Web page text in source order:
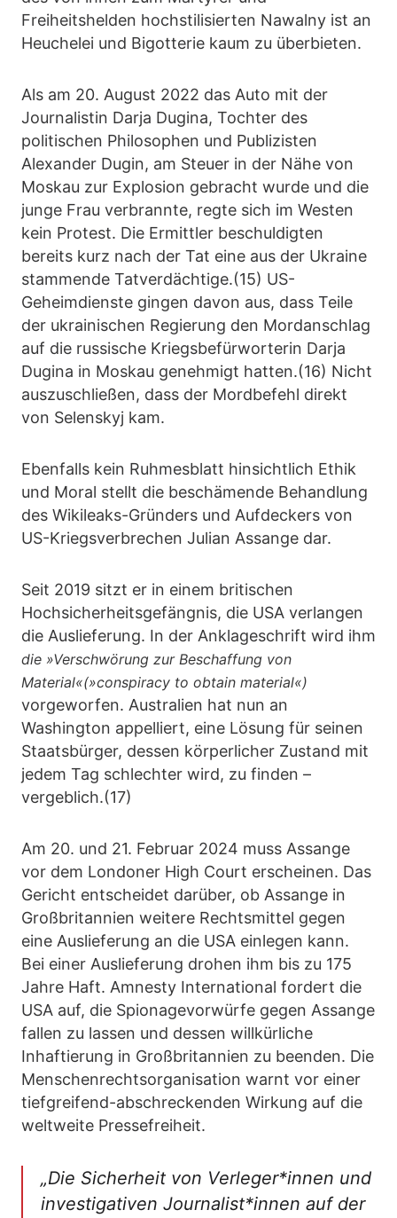
Freiheitshelden hochstilisierten Nawalny ist an
Heuchelei und Bigotterie kaum zu überbieten.
Als am 20. August 2022 das Auto mit der
Journalistin Darja Dugina, Tochter des
politischen Philosophen und Publizisten
Alexander Dugin, am Steuer in der Nähe von
Moskau zur Explosion gebracht wurde und die
junge Frau verbrannte, regte sich im Westen
kein Protest. Die Ermittler beschuldigten
bereits kurz nach der Tat eine aus der Ukraine
stammende Tatverdächtige.(15) US-
Geheimdienste gingen davon aus, dass Teile
der ukrainischen Regierung den Mordanschlag
auf die russische Kriegsbefürworterin Darja
Dugina in Moskau genehmigt hatten.(16) Nicht
auszuschließen, dass der Mordbefehl direkt
von Selenskyj kam.
Ebenfalls kein Ruhmesblatt hinsichtlich Ethik
und Moral stellt die beschämende Behandlung
des Wikileaks-Gründers und Aufdeckers von
US-Kriegsverbrechen Julian Assange dar.
Seit 2019 sitzt er in einem britischen
Hochsicherheitsgefängnis, die USA verlangen
die Auslieferung. In der Anklageschrift wird ihm
die »Verschwörung zur Beschaffung von
Material«(»conspiracy to obtain material«)
vorgeworfen. Australien hat nun an
Washington appelliert, eine Lösung für seinen
Staatsbürger, dessen körperlicher Zustand mit
jedem Tag schlechter wird, zu finden –
vergeblich.(17)
Am 20. und 21. Februar 2024 muss Assange
vor dem Londoner High Court erscheinen. Das
Gericht entscheidet darüber, ob Assange in
Großbritannien weitere Rechtsmittel gegen
eine Auslieferung an die USA einlegen kann.
Bei einer Auslieferung drohen ihm bis zu 175
Jahre Haft. Amnesty International fordert die
USA auf, die Spionagevorwürfe gegen Assange
fallen zu lassen und dessen willkürliche
Inhaftierung in Großbritannien zu beenden. Die
Menschenrechtsorganisation warnt vor einer
tiefgreifend-abschreckenden Wirkung auf die
weltweite Pressefreiheit.
„Die Sicherheit von Verleger*innen und
investigativen Journalist*innen auf der